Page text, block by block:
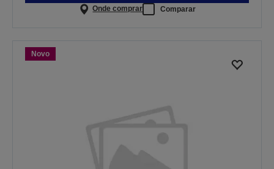
Onde comprar Comparar
Novo